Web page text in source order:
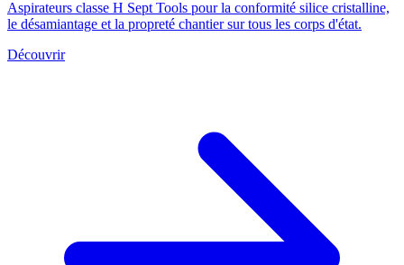
Aspirateurs classe H Sept Tools pour la conformité silice cristalline,
le désamiantage et la propreté chantier sur tous les corps d'état.
Découvrir